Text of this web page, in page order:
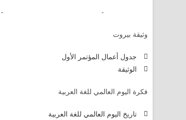
-
-
وثيقة بيروت
جدول أعمال المؤتمر الأول
الوثيقة
فكرة اليوم العالمي للغة العربية
تاريخ اليوم العالمي للغة العربية